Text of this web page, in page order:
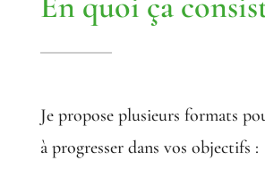
Je propose plusieurs formats
à progresser dans vos objectifs :